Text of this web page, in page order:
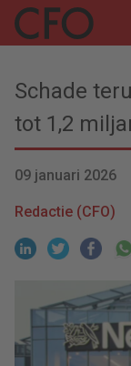
Schade
tot 1,2
09 januari 2026
Redactie (CFO)